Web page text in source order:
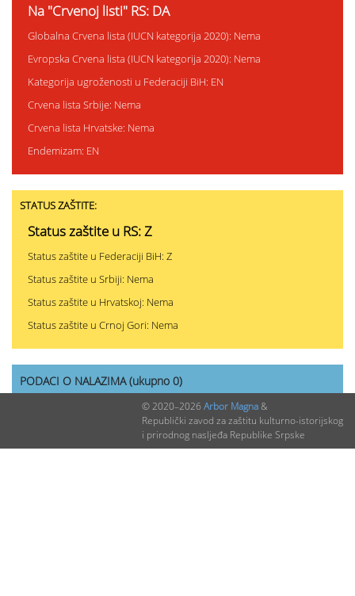
Na "Crvenoj listi" RS: DA
Globalna Crvena lista (IUCN kategorija 2020): Nema
Evropska Crvena lista (IUCN kategorija 2020): Nema
Kategorija ugroženosti u Federaciji BiH: EN
Crvena lista Srbije: Nema
Crvena lista Hrvatske: Nema
Endemizam: EN
STATUS ZAŠTITE:
Status zaštite u RS: Z
Status zaštite u Federaciji BiH: Z
Status zaštite u Srbiji: Nema
Status zaštite u Hrvatskoj: Nema
Status zaštite u Crnoj Gori: Nema
PODACI O NALAZIMA (ukupno 0)
0
Publikovanih nalaza:0
© 2020–2026 Arbor Magna&
Republički zavod za zaštitu kulturno-istorijskog
i prirodnog nasljeđa Republike Srpske